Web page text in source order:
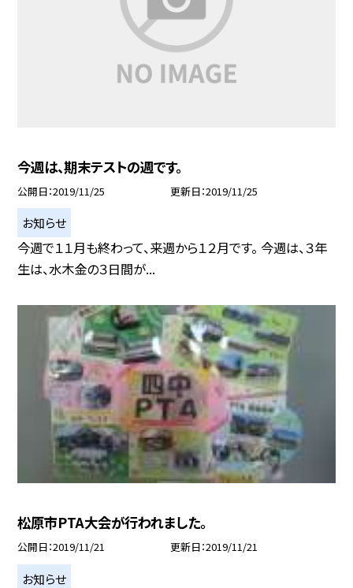
今週は、期末テストの週です。
公開日 2019/11/25 更新日 2019/11/25
お知らせ
今週で１１月も終わって、来週から１２月です。 今週は、３年
生は、水木金の３日間が...
松原市PTA大会が行われました。
公開日 2019/11/21 更新日 2019/11/21
お知らせ